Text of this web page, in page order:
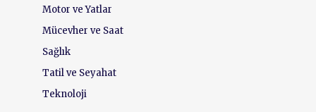
Motor ve Yatlar
Mücevher ve Saat
Sağlık
Tatil ve Seyahat
Teknoloji